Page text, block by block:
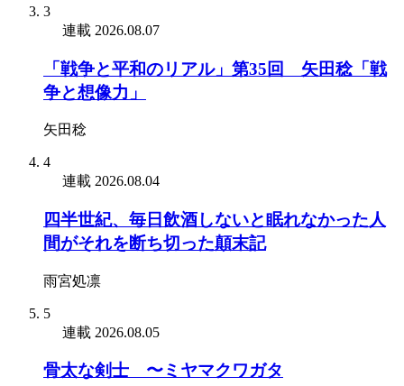
3
連載 2026.08.07
「戦争と平和のリアル」第35回 矢田稔「戦
争と想像力」
矢田稔
4
連載 2026.08.04
四半世紀、毎日飲酒しないと眠れなかった人
間がそれを断ち切った顛末記
雨宮処凛
5
連載 2026.08.05
骨太な剣士 〜ミヤマクワガタ